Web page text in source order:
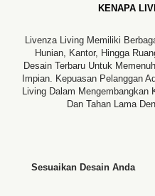
KENAPA
Livenza Living Memiliki
Hunian, Kantor, Hingga
Desain Terbaru Untuk
Impian. Kepuasan Pelanggan
Living Dalam
Dan Tahan Lama
Sesuaikan Desain Anda